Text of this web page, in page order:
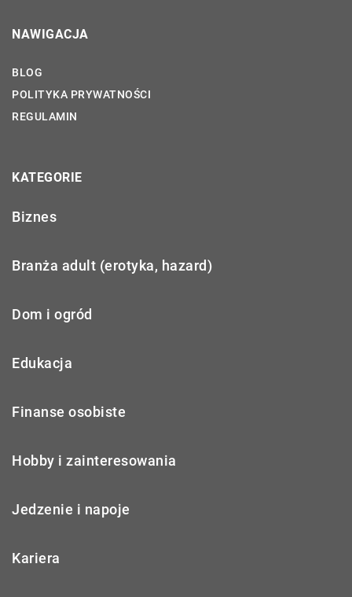
NAWIGACJA
BLOG
POLITYKA PRYWATNOŚCI
REGULAMIN
KATEGORIE
Biznes
Branża adult (erotyka, hazard)
Dom i ogród
Edukacja
Finanse osobiste
Hobby i zainteresowania
Jedzenie i napoje
Kariera